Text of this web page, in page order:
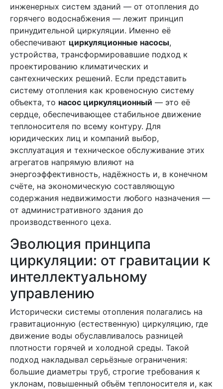
инженерных систем зданий — от отопления до
горячего водоснабжения — лежит принцип
принудительной циркуляции. Именно её
обеспечивают циркуляционные насосы,
устройства, трансформировавшие подход к
проектированию климатических и
сантехнических решений. Если представить
систему отопления как кровеносную систему
объекта, то насос циркуляционный — это её
сердце, обеспечивающее стабильное движение
теплоносителя по всему контуру. Для
юридических лиц и компаний выбор,
эксплуатация и техническое обслуживание этих
агрегатов напрямую влияют на
энергоэффективность, надёжность и, в конечном
счёте, на экономическую составляющую
содержания недвижимости любого назначения —
от административного здания до
производственного цеха.
Эволюция принципа
циркуляции: от гравитации к
интеллектуальному
управлению
Исторически системы отопления полагались на
гравитационную (естественную) циркуляцию, где
движение воды обуславливалось разницей
плотности горячей и холодной среды. Такой
подход накладывал серьёзные ограничения:
большие диаметры труб, строгие требования к
уклонам, повышенный объём теплоносителя и, как